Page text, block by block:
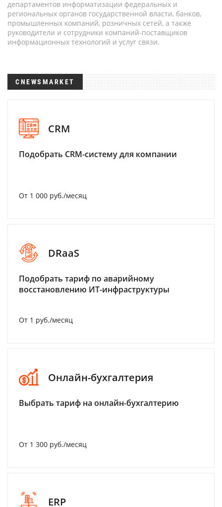
департаментов информатизации федеральных и
региональных органов государственной власти, банков,
промышленных компаний, розничных сетей, а также
руководители и сотрудники компаний-поставщиков
информационных технологий и услуг связи.
CNEWSMARKET
CRM
Подобрать CRM-систему для компании
От 1 000 руб./месяц
DRaaS
Подобрать тариф по аварийному
восстановлению ИТ-инфраструктуры
От 1 руб./месяц
Онлайн-бухгалтерия
Выбрать тариф на онлайн-бухгалтерию
От 1 300 руб./месяц
ERP